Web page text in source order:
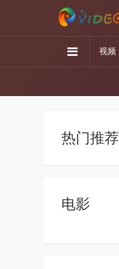
视频
热门推荐
电影